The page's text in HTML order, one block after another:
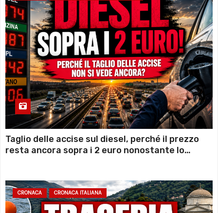
Taglio delle accise sul diesel, perché il prezzo
resta ancora sopra i 2 euro nonostante lo
CRONACA CRONACA ITALIANA